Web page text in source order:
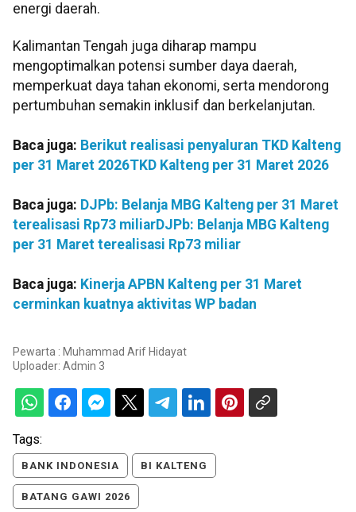
energi daerah.
Kalimantan Tengah juga diharap mampu
mengoptimalkan potensi sumber daya daerah,
memperkuat daya tahan ekonomi, serta mendorong
pertumbuhan semakin inklusif dan berkelanjutan.
Baca juga: Berikut realisasi penyaluran TKD Kalteng
per 31 Maret 2026TKD Kalteng per 31 Maret 2026
Baca juga: DJPb: Belanja MBG Kalteng per 31 Maret
terealisasi Rp73 miliarDJPb: Belanja MBG Kalteng
per 31 Maret terealisasi Rp73 miliar
Baca juga: Kinerja APBN Kalteng per 31 Maret
cerminkan kuatnya aktivitas WP badan
Pewarta : Muhammad Arif Hidayat
Uploader: Admin 3
Tags:
BANK INDONESIA BI KALTENG
BATANG GAWI 2026